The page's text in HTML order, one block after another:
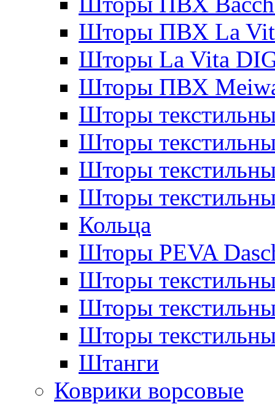
Шторы ПВХ La
Шторы La Vita
Шторы ПВХ
Шторы
Шторы
Шторы
Шторы
Кольца
Шторы PEVA
Шторы
Шторы
Шторы
Штанги
Коврики ворсовые